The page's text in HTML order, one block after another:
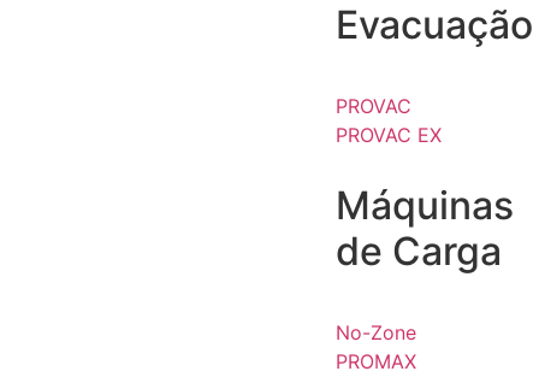
Evacuação
PROVAC
PROVAC EX
Máquinas
de Carga
No-Zone
PROMAX